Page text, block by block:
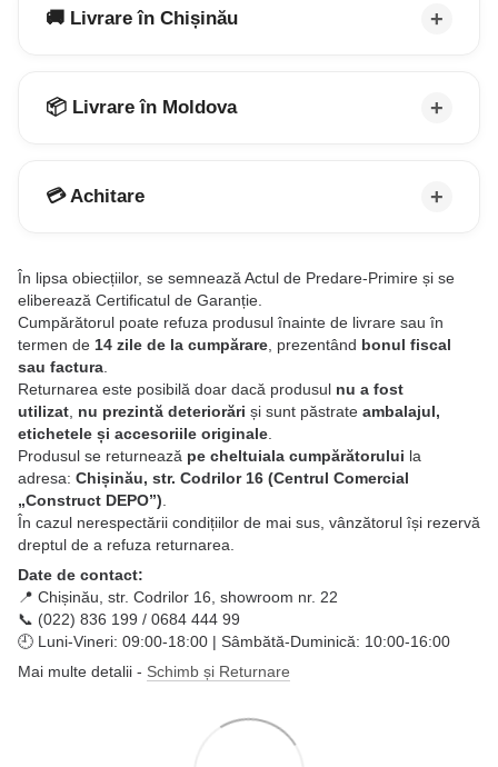
🚚 Livrare în Chișinău
📦 Livrare în Moldova
💳 Achitare
În lipsa obiecțiilor, se semnează Actul de Predare-Primire și se
eliberează Certificatul de Garanție.
Cumpărătorul poate refuza produsul înainte de livrare sau în
termen de 14 zile de la cumpărare , prezentând bonul fiscal
sau factura
Returnarea este posibilă doar dacă produsul nu a fost
utilizat nu prezintă deteriorări și sunt păstrate ambalajul,
etichetele și accesoriile originale
Produsul se returnează pe cheltuiala cumpărătorului la
adresa: Chișinău, str. Codrilor 16 (Centrul Comercial
„Construct DEPO”)
În cazul nerespectării condițiilor de mai sus, vânzătorul își rezervă
dreptul de a refuza returnarea.
Date de contact:
📍 Chișinău, str. Codrilor 16, showroom nr. 22
📞 (022) 836 199 / 0684 444 99
🕘 Luni-Vineri: 09:00-18:00 | Sâmbătă-Duminică: 10:00-16:00
Mai multe detalii - Schimb și Returnare